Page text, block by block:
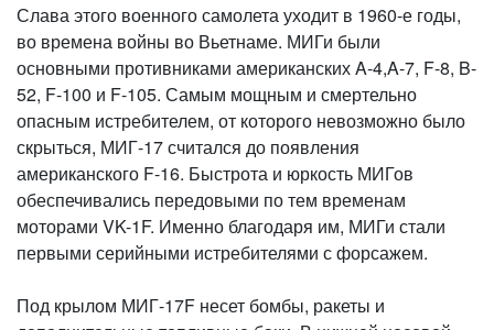
Слава этого военного самолета уходит в 1960-е годы,
во времена войны во Вьетнаме. МИГи были
основными противниками американских A-4,A-7, F-8, B-
52, F-100 и F-105. Самым мощным и смертельно
опасным истребителем, от которого невозможно было
скрыться, МИГ-17 считался до появления
американского F-16. Быстрота и юркость МИГов
обеспечивались передовыми по тем временам
моторами VK-1F. Именно благодаря им, МИГи стали
первыми серийными истребителями с форсажем.
Под крылом МИГ-17F несет бомбы, ракеты и